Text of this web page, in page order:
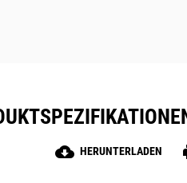
cloud_download HERUNTERLADEN